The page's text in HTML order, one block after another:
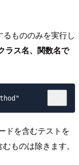
もののみを実行し
ラス名、関数名で
ドを含むテストを
ものは除きます。